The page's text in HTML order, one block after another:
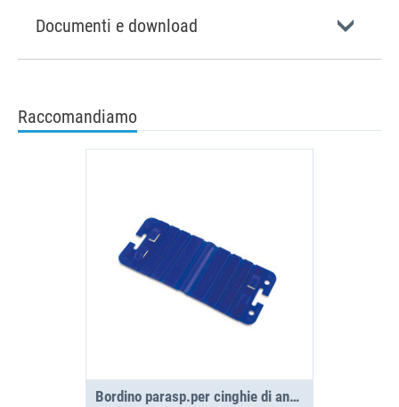
Documenti e download
Raccomandiamo
Bordino parasp.per cinghie di anc. 4 pz